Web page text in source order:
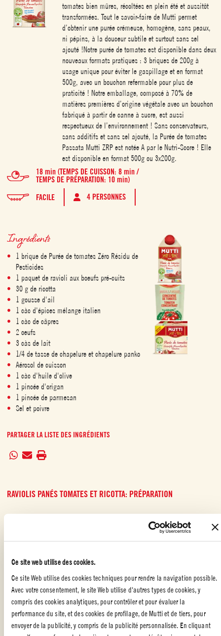
Ce site web utilise des cookies.
Ce site Web utilise des cookies techniques pour rendre la navigation possible.
Avec votre consentement, le site Web utilise d'autres types de cookies, y
compris des cookies analytiques, pour contrôler et pour évaluer la
performance du site, et des cookies de profilage, de Mutti et de tiers, pour
envoyer de la publicité, y compris de la publicité personnalisée. En cliquant
tomates bien mûres, récoltées en plein été et aussitôt
transformées. Tout le savoir-faire de Mutti permet
d’obtenir une purée crémeuse, homogène, sans peaux,
ni pépins, à la douceur subtile et surtout sans sel
ajouté !Notre purée de tomates est disponible dans deux
nouveaux formats pratiques : 3 briques de 200g à
usage unique pour éviter le gaspillage et en format
500g, avec un bouchon refermable pour plus de
praticité ! Notre emballage, composé à 70% de
matières premières d’origine végétale avec un bouchon
fabriqué à partir de canne à sucre, est aussi
respectueux de l’environnement ! Sans conservateurs,
sans additifs et sans sel ajouté, la Purée de tomates
Passata Mutti ZRP est notée A par le Nutri-Score ! Elle
est disponible en format 500g ou 3x200g.
18 min (TEMPS DE CUISSON: 8 min /
TEMPS DE PRÉPARATION: 10 min)
FACILE
4 PERSONNES
Ingrédients
1 brique de Purée de tomates Zéro Résidu de
Pesticides
1 paquet de ravioli aux boeufs pré-cuits
30 g de ricotta
1 gousse d'ail
1 càc d'épices mélange italien
1 càc de câpres
2 oeufs
3 càs de lait
1/4 de tasse de chapelure et chapelure panko
Aérosol de cuisson
1 càc d'huile d'olive
1 pincée d'origan
1 pincée de parmesan
Sel et poivre
PARTAGER LA LISTE DES INGRÉDIENTS
RAVIOLIS PANÉS TOMATES ET RICOTTA: PRÉPARATION
Fouetter l’œuf et le lait dans un bol.
Dans un bol peu profond, ajouter la chapelure, la chapelure panko,
l’ ail et l’assaisonnement italien.
Tremper les raviolis dans le mélange d’œufs, puis dans le
mélange de chapelure et les déposer dans une assiette.
Ajouter les raviolis panés dans le panier Air Fryer et les vaporiser